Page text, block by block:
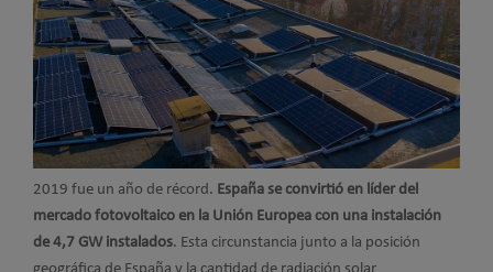
2019 fue un año de récord. España se convirtió en líder del
mercado fotovoltaico en la Unión Europea con una instalación
de 4,7 GW instalados. Esta circunstancia junto a la posición